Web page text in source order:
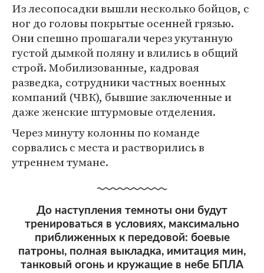
Из лесопосадки вышли несколько бойцов, с
ног до головы покрытые осенней грязью.
Они спешно прошагали через укутанную
густой дымкой поляну и влились в общий
строй. Мобилизованные, кадровая
разведка, сотрудники частных военных
компаний (ЧВК), бывшие заключенные и
даже женские штурмовые отделения.
Через минуту колонны по команде
сорвались с места и растворились в
утреннем тумане.
До наступления темноты они будут
тренироваться в условиях, максимально
приближенных к передовой: боевые
патроны, полная выкладка, имитация мин,
танковый огонь и кружащие в небе БПЛА